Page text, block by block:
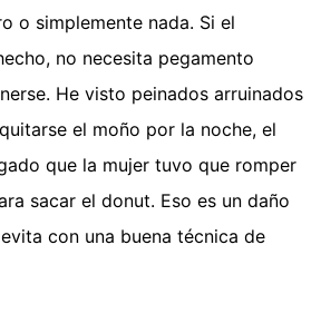
o simplemente nada. Si el
no necesita pegamento
He visto peinados arruinados
el moño por la noche, el
que la mujer tuvo que romper
sacar el donut. Eso es un daño
con una buena técnica de